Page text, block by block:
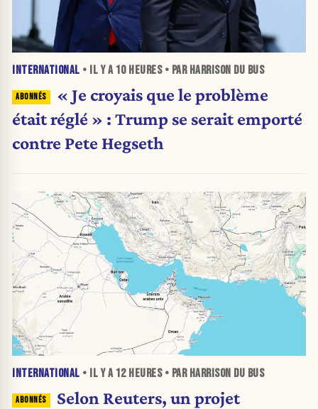
INTERNATIONAL • IL Y A 10 HEURES• PAR HARRISON DU BUS
« Je croyais que le problème
était réglé » : Trump se serait emporté
contre Pete Hegseth
INTERNATIONAL • IL Y A 12 HEURES• PAR HARRISON DU BUS
Selon Reuters, un projet